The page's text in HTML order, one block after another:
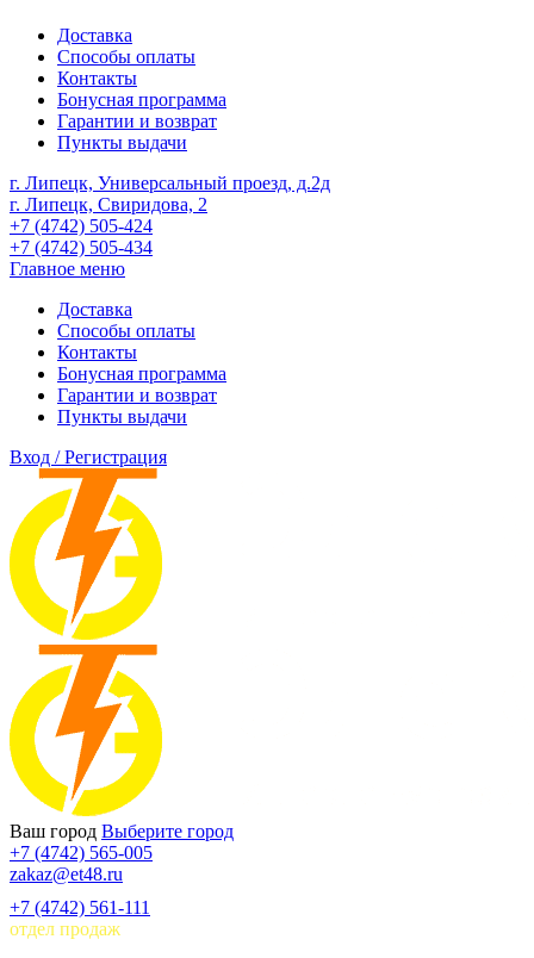
Доставка
Способы оплаты
Контакты
Бонусная программа
Гарантии и возврат
Пункты выдачи
г. Липецк, Универсальный проезд, д.2д
г. Липецк, Свиридова, 2
+7 (4742) 505-424
+7 (4742) 505-434
Главное меню
Доставка
Способы оплаты
Контакты
Бонусная программа
Гарантии и возврат
Пункты выдачи
Вход / Регистрация
Ваш город Выберите город
+7 (4742) 565-005
zakaz@et48.ru
+7 (4742) 561-111
отдел продаж